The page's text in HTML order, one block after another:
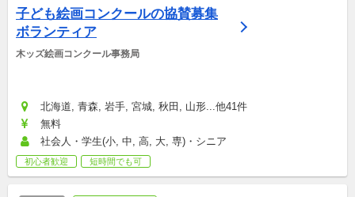
子ども絵画コンクールの協賛募集
ボランティア
​木ッズ絵画コンクール事務局
北海道, 青森, 岩手, 宮城, 秋田, 山形...他41件
無料
社会人・学生(小, 中, 高, 大, 専)・シニア
初心者歓迎 短時間でも可